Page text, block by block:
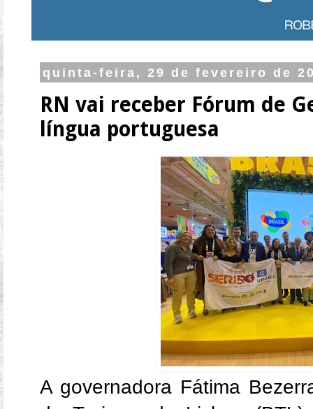
quinta-feira, 29 de fevereiro de
RN vai receber Fórum de
língua portuguesa
A governadora Fátima